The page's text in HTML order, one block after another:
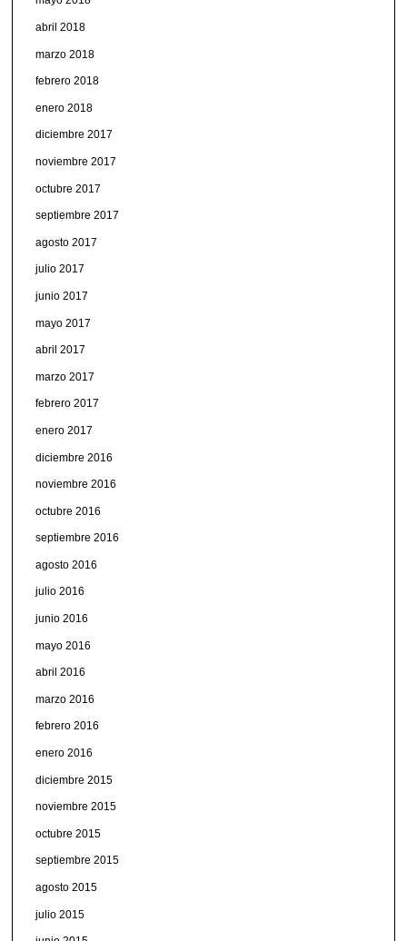
abril 2018
marzo 2018
febrero 2018
enero 2018
diciembre 2017
noviembre 2017
octubre 2017
septiembre 2017
agosto 2017
julio 2017
junio 2017
mayo 2017
abril 2017
marzo 2017
febrero 2017
enero 2017
diciembre 2016
noviembre 2016
octubre 2016
septiembre 2016
agosto 2016
julio 2016
junio 2016
mayo 2016
abril 2016
marzo 2016
febrero 2016
enero 2016
diciembre 2015
noviembre 2015
octubre 2015
septiembre 2015
agosto 2015
julio 2015